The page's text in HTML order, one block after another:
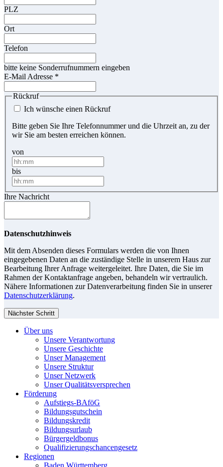
PLZ
Ort
Telefon
bitte keine Sonderrufnummern eingeben
E-Mail Adresse *
Rückruf
Ich wünsche einen Rückruf
Bitte geben Sie Ihre Telefonnummer und die Uhrzeit an, zu der
wir Sie am besten erreichen können.
von
bis
Ihre Nachricht
Datenschutzhinweis
Mit dem Absenden dieses Formulars werden die von Ihnen
eingegebenen Daten an die zuständige Stelle in unserem Haus zur
Bearbeitung Ihrer Anfrage weitergeleitet. Ihre Daten, die Sie im
Rahmen der Kontaktanfrage angeben, behandeln wir vertraulich.
Nähere Informationen zur Datenverarbeitung finden Sie in unserer
Datenschutzerklärung.
Nächster Schritt
Über uns
Unsere Verantwortung
Unsere Geschichte
Unser Management
Unsere Struktur
Unser Netzwerk
Unser Qualitätsversprechen
Förderung
Aufstiegs-BAföG
Bildungsgutschein
Bildungskredit
Bildungsurlaub
Bürgergeldbonus
Qualifizierungschancengesetz
Regionen
Baden Württemberg